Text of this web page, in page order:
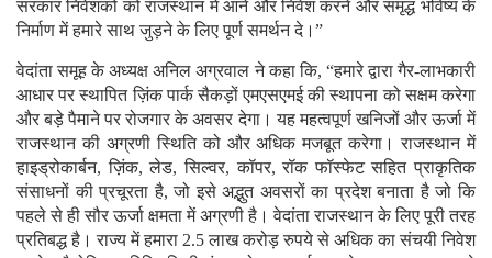
सरकार निवेशकों को राजस्थान में आने और निवेश करने और समृद्ध भविष्य के
निर्माण में हमारे साथ जुड़ने के लिए पूर्ण समर्थन दे।”
वेदांता समूह के अध्यक्ष अनिल अग्रवाल ने कहा कि, “हमारे द्वारा गैर-लाभकारी
आधार पर स्थापित ज़िंक पार्क सैकड़ों एमएसएमई की स्थापना को सक्षम करेगा
और बड़े पैमाने पर रोजगार के अवसर देगा। यह महत्वपूर्ण खनिजों और ऊर्जा में
राजस्थान की अग्रणी स्थिति को और अधिक मजबूत करेगा। राजस्थान में
हाइड्रोकार्बन, ज़िंक, लेड, सिल्वर, कॉपर, रॉक फॉस्फेट सहित प्राकृतिक
संसाधनों की प्रचूरता है, जो इसे अद्भुत अवसरों का प्रदेश बनाता है जो कि
पहले से ही सौर ऊर्जा क्षमता में अग्रणी है। वेदांता राजस्थान के लिए पूरी तरह
प्रतिबद्ध है। राज्य में हमारा 2.5 लाख करोड़ रुपये से अधिक का संचयी निवेश